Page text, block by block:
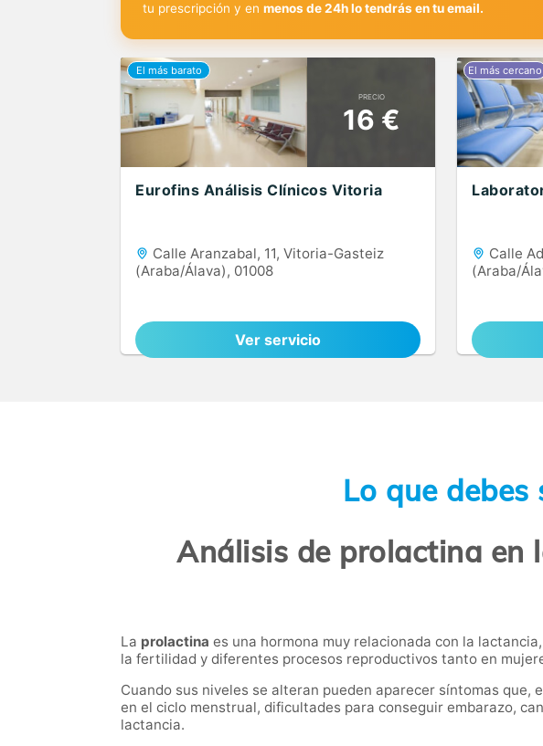
tu prescripción y en menos de 24h lo tendrás en tu email.
PRECIO
16 €
Eurofins Análisis Clínicos Vitoria
Calle Aranzabal, 11, Vitoria-Gasteiz
(Araba/Álava), 01008
Ver servicio
Calle
(Araba/
Lo que
Análisis de prolactina en
La prolactina es una hormona muy relacionada con la
la fertilidad y diferentes procesos reproductivos tanto en
Cuando sus niveles se alteran pueden aparecer síntomas que,
en el ciclo menstrual, dificultades para conseguir embarazo,
lactancia.